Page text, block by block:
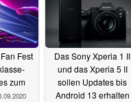
Fest
zum
Das Sony Xperia 1 II
und das Xperia 5 II
sollen Updates bis
Android 13 erhalten